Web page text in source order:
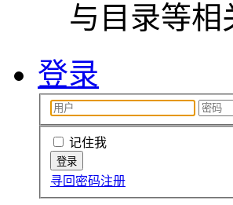
与目录等相
登录
记住我
寻回密码注册